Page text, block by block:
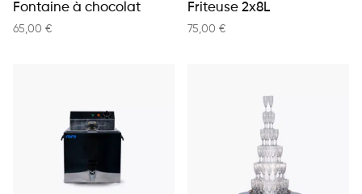
Fontaine à chocolat
65,00 €
Friteuse 2x8L
75,00 €